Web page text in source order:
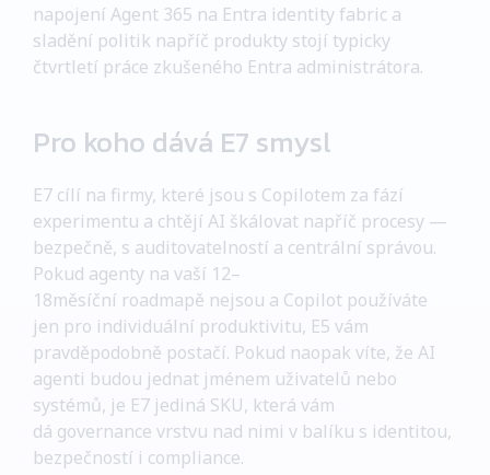
napojení Agent 365 na Entra identity fabric a
sladění politik napříč produkty stojí typicky
čtvrtletí práce zkušeného Entra administrátora.
Pro koho dává E7 smysl
E7 cílí na firmy, které jsou s Copilotem za fází
experimentu a chtějí AI škálovat napříč procesy —
bezpečně, s auditovatelností a centrální správou.
Pokud agenty na vaší 12–
18měsíční roadmapě nejsou a Copilot používáte
jen pro individuální produktivitu, E5 vám
pravděpodobně postačí. Pokud naopak víte, že AI
agenti budou jednat jménem uživatelů nebo
systémů, je E7 jediná SKU, která vám
dá governance vrstvu nad nimi v balíku s identitou,
bezpečností i compliance.